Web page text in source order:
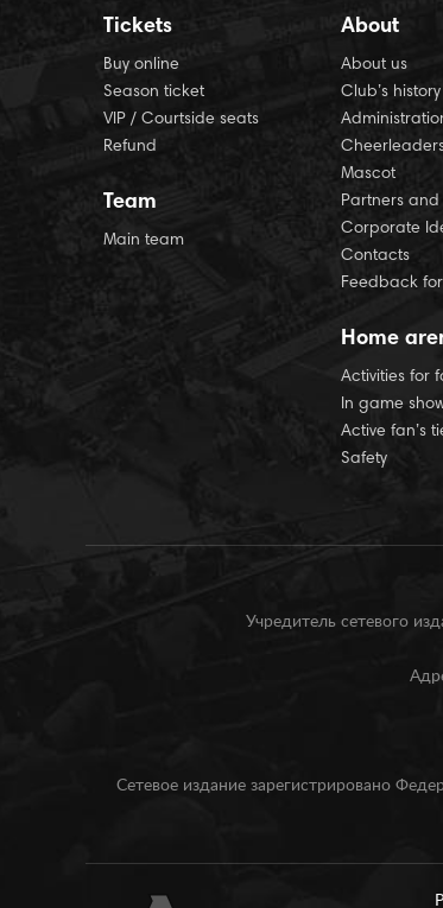
Tickets
Buy online
Season ticket
VIP / Courtside seats
Refund
Team
Main team
About
About us
Club’s history
Mascot
Partners and
Corporate
Contacts
Feedback
Home
Activities for
In game
Active fan’s
Safety
Учредитель
Сетевое издание зарегистрировано